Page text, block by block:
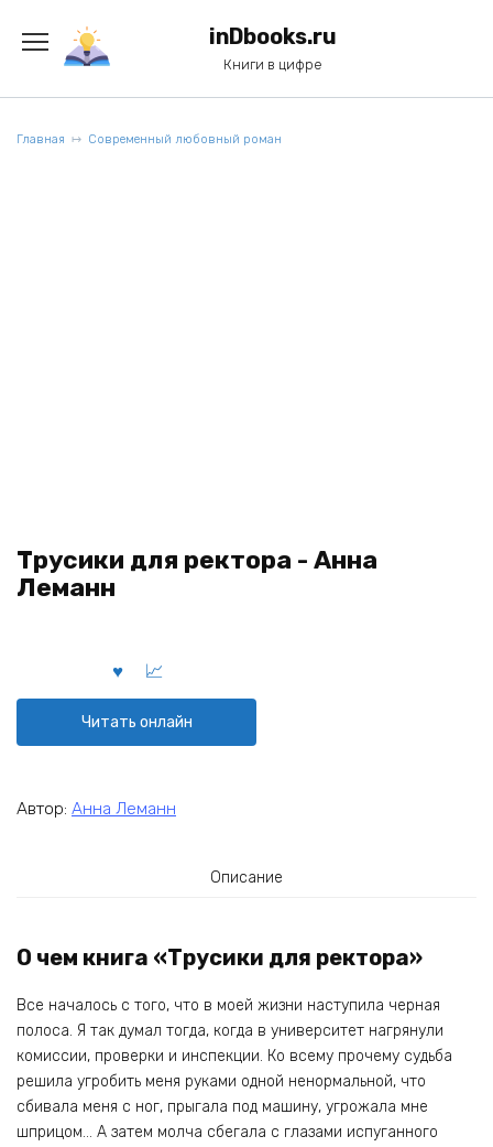
содержанию
inDbooks.ru
Книги в цифре
Главная Современный любовный роман
Трусики для ректора - Анна
Леманн
Читать онлайн
Автор: Анна Леманн
Описание
О чем книга «Трусики для ректора»
Все началось с того, что в моей жизни наступила черная
полоса. Я так думал тогда, когда в университет нагрянули
комиссии, проверки и инспекции. Ко всему прочему судьба
решила угробить меня руками одной ненормальной, что
сбивала меня с ног, прыгала под машину, угрожала мне
шприцом… А затем молча сбегала с глазами испуганного